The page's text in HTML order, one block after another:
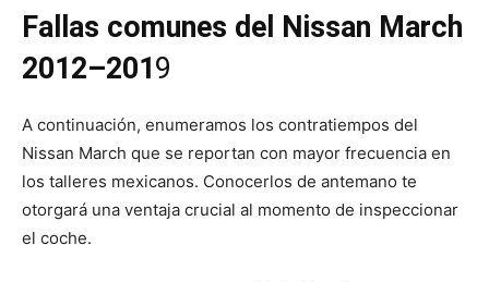
Fallas comunes del Nissan March
2012–2019
A continuación, enumeramos los contratiempos del
Nissan March que se reportan con mayor frecuencia en
los talleres mexicanos. Conocerlos de antemano te
otorgará una ventaja crucial al momento de inspeccionar
el coche.